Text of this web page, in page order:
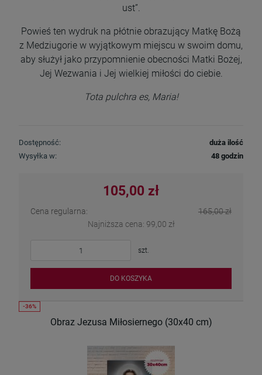
ust”.
Powieś ten wydruk na płótnie obrazujący Matkę Bożą
z Medziugorie w wyjątkowym miejscu w swoim domu,
aby służył jako przypomnienie obecności Matki Bożej,
Jej Wezwania i Jej wielkiej miłości do ciebie.
Tota pulchra es, Maria!
Dostępność:
duża ilość
Wysyłka w:
48 godzin
105,00 zł
Cena regularna:
165,00 zł
Najniższa cena: 99,00 zł
szt.
DO KOSZYKA
Obraz Jezusa Miłosiernego (30x40 cm)